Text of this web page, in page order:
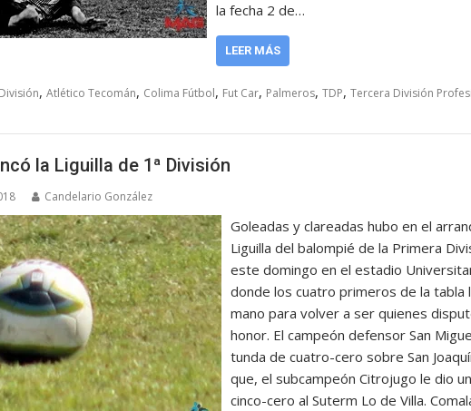
la fecha 2 de…
LEER MÁS
, Atlético Tecomán, Colima Fútbol, Fut Car, Palmeros, TDP, Tercera División
la Liguilla de 1ª División
Candelario González
Goleadas y clareadas hubo en el
Liguilla del balompié de la Primera
este domingo en el estadio
donde los cuatro primeros de la tabla
mano para volver a ser quienes
honor. El campeón defensor San
tunda de cuatro-cero sobre San
que, el subcampeón Citrojugo le dio
cinco-cero al Suterm Lo de Villa.